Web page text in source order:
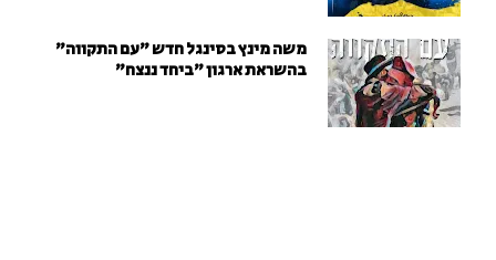
משה מינץ בסינגל חדש ״עם התקווה״
בהשראת ארגון "ביחד ננצח"